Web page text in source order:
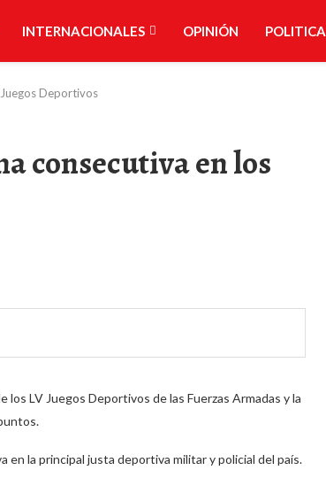
INTERNACIONALES OPINIÓN POLITICA
Deportivos
consecutiva en los
LV Juegos Deportivos de las Fuerzas Armadas y la
en la principal justa deportiva militar y policial del país.